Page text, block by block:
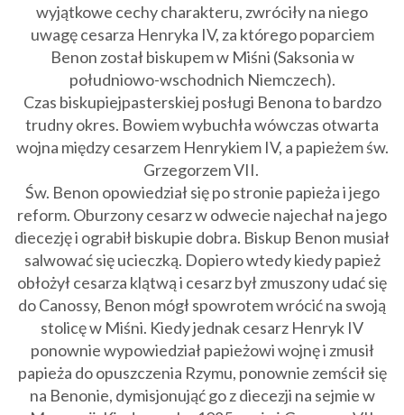
wyjątkowe cechy charakteru, zwróciły na niego
uwagę cesarza Henryka IV, za którego poparciem
Benon został biskupem w Miśni (Saksonia w
południowo-wschodnich Niemczech).
Czas biskupiejpasterskiej posługi Benona to bardzo
trudny okres. Bowiem wybuchła wówczas otwarta
wojna między cesarzem Henrykiem IV, a papieżem św.
Grzegorzem VII.
Św. Benon opowiedział się po stronie papieża i jego
reform. Oburzony cesarz w odwecie najechał na jego
diecezję i ograbił biskupie dobra. Biskup Benon musiał
salwować się ucieczką. Dopiero wtedy kiedy papież
obłożył cesarza klątwą i cesarz był zmuszony udać się
do Canossy, Benon mógł spowrotem wrócić na swoją
stolicę w Miśni. Kiedy jednak cesarz Henryk IV
ponownie wypowiedział papieżowi wojnę i zmusił
papieża do opuszczenia Rzymu, ponownie zemścił się
na Benonie, dymisjonująć go z diecezji na sejmie w